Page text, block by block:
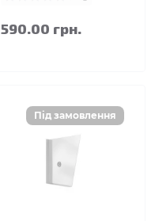
590.00 грн.